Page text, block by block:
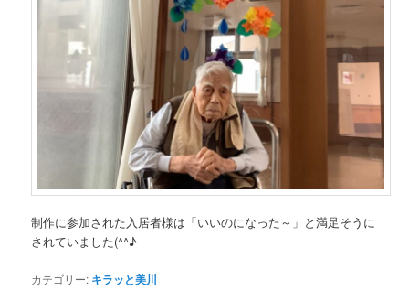
制作に参加された入居者様は「いいのになった～」と満足そうに
されていました(^^♪
カテゴリー: キラッと美川